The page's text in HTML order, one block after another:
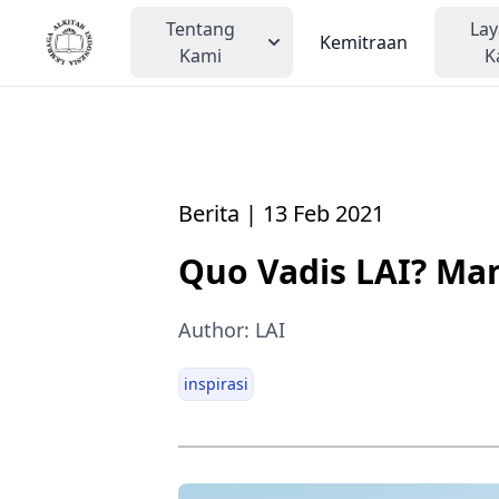
Tentang
Kami
Kemitraan
Berita | 13 Feb 2021
Quo Vadis LAI?
Author: LAI
inspirasi